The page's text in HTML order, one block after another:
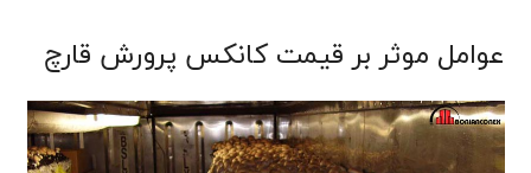
عوامل موثر بر قیمت کانکس پرورش قارچ